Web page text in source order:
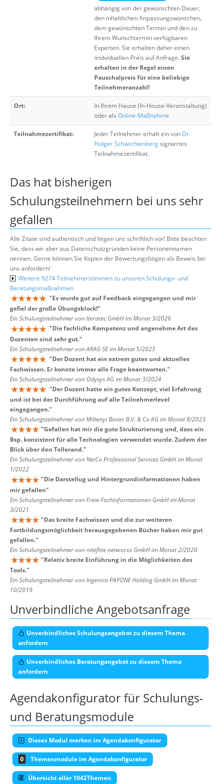
abhängig von der gewünschten Dauer,
den inhaltlichen Anpassungswünschen,
dem gewünschten Termin und den zu
Ihrem Wunschtermin verfügbaren
Experten. Sie erhalten daher einen
iindviduellen Preis auf Anfrage.Sie
erhalten in der Regel einen
Pauschalpreis für eine beliebige
Teilnehmeranzahl!
Ort:
In Ihrem Hause (In-House-Veranstaltung)
oder als Online-Maßnahme
Teilnahmezertifikat: Jeder Teilnehmer erhält ein von Dr.
Holger Schwichtenbergsigniertes
Teilnahmezertifikat.
Das hat bisherigen
Schulungsteilnehmern bei uns sehr
gefallen
Alle Zitate sind authentisch und liegen uns schriftlich vor! Bitte beachten
Sie, dass wir aber aus Datenschutzgründen keine Personennamen
nennen. Gerne können Sie Kopien der Bewertungsbögen als Beweis bei
uns anfordern!
Weitere 9274 Teilnehmerstimmen zu unseren Schulungs- und
Beratungsmaßnahmen
"Es wurde gut auf Feedback eingegangen und mir
gefiel der große Übungsblock!"
Ein Schulungsteilnehmer von Iteratec GmbH im Monat 3/2026
"Die fachliche Kompetenz und angenehme Art des
Dozenten sind sehr gut."
Ein Schulungsteilnehmer von ARAG SE im Monat 5/2025
"Der Dozent hat ein extrem gutes und aktuelles
Fachwissen. Er konnte immer alle Frage beantworten."
Ein Schulungsteilnehmer von Odysys AG im Monat 3/2024
"Der Dozent hatte ein gutes Konzept, viel Erfahrung
und ist bei der Durchführung auf alle Teilnehmerlevel
eingegangen."
Ein Schulungsteilnehmer von Miltenyi Biotec B.V. & Co.KG im Monat 8/2023
"Gefallen hat mir die gute Strukturierung und, dass ein
Bsp. konsistent für alle Technologien verwendet wurde. Zudem der
Blick über den Tellerand."
Ein Schulungsteilnehmer von NetCo Professional Services GmbH im Monat
1/2022
"Die Darstellug und Hintergrundinformationen haben
mir gefallen"
Ein Schulungsteilnehmer von Freie Fachinformationen GmbH im Monat
3/2021
"Das breite Fachwissen und die zur weiteren
Fortbildungsmöglichkeit herausgegebenen Bücher haben mir gut
gefallen."
Ein Schulungsteilnehmer von niteflite networxx GmbH im Monat 2/2020
"Relativ breite Einführung in die Möglichkeiten des
Tools."
Ein Schulungsteilnehmer von Ingenico PAYONE Holding GmbH im Monat
10/2019
Unverbindliche Angebotsanfrage
Unverbindliches Schulungsangebot zu diesem Thema
anfordern
Unverbindliches Beratungangebot zu diesem Thema
anfordern
Agendakonfigurator für Schulungs-
und Beratungsmodule
Dieses Modul merken im Agendakonfigurator
0 Themenmodule im Agendakonfigurator
Übersicht aller 1042Themen